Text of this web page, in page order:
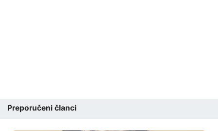
Preporučeni članci